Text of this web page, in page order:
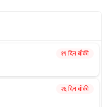
१९ दिन बाँकी
२६ दिन बाँकी